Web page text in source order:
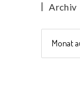
Archiv